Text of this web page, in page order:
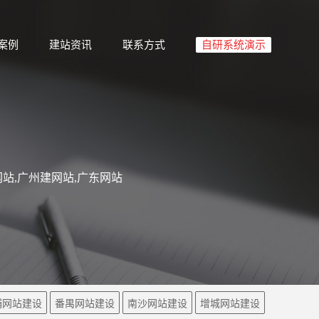
例 建站资讯 联系方式 自研系统演示
,广州建网站,广东网站
网站建设 番禺网站建设 南沙网站建设 增城网站建设